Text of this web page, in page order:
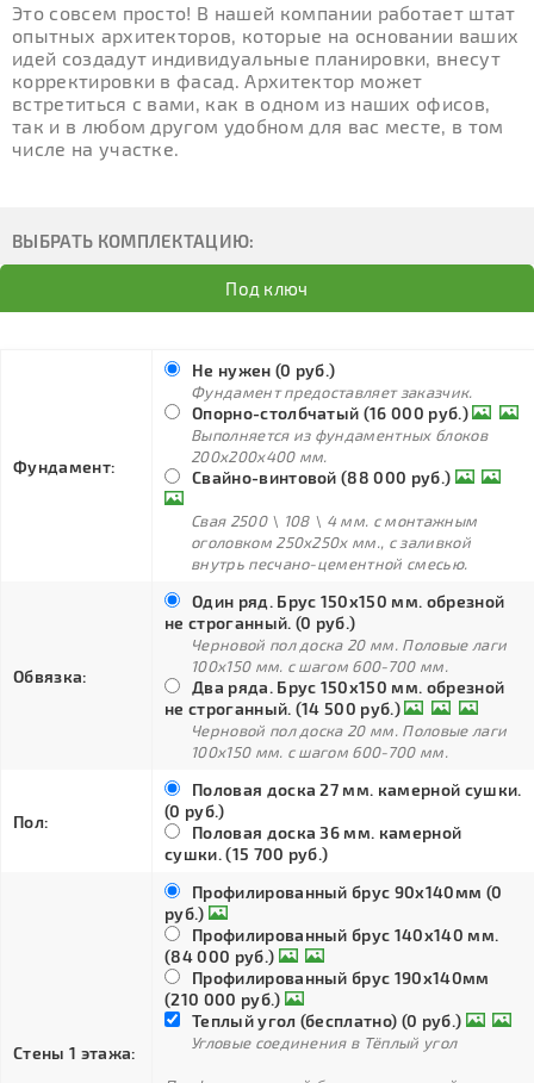
Это совсем просто! В нашей компании работает штат
опытных архитекторов, которые на основании ваших
идей создадут индивидуальные планировки, внесут
корректировки в фасад. Архитектор может
встретиться с вами, как в одном из наших офисов,
так и в любом другом удобном для вас месте, в том
числе на участке.
ВЫБРАТЬ КОМПЛЕКТАЦИЮ:
Под ключ
Фундамент:
Не нужен (0 руб.)
Фундамент предоставляет заказчик.
Опорно-столбчатый (16 000 руб.)
Выполняется из фундаментных блоков
200х200х400 мм.
Свайно-винтовой (88 000 руб.)
Свая 2500 \ 108 \ 4 мм. с монтажным
оголовком 250х250х мм., с заливкой
внутрь песчано-цементной смесью.
Обвязка:
Один ряд. Брус 150х150 мм. обрезной
не строганный. (0 руб.)
Черновой пол доска 20 мм. Половые лаги
100х150 мм. с шагом 600-700 мм.
Два ряда. Брус 150х150 мм. обрезной
не строганный. (14 500 руб.)
Черновой пол доска 20 мм. Половые лаги
100х150 мм. с шагом 600-700 мм.
Пол:
Половая доска 27 мм. камерной сушки.
(0 руб.)
Половая доска 36 мм. камерной
сушки. (15 700 руб.)
Стены 1 этажа:
Профилированный брус 90х140мм (0
руб.)
Профилированный брус 140х140 мм.
(84 000 руб.)
Профилированный брус 190х140мм
(210 000 руб.)
Теплый угол (бесплатно) (0 руб.)
Угловые соединения в Тёплый угол